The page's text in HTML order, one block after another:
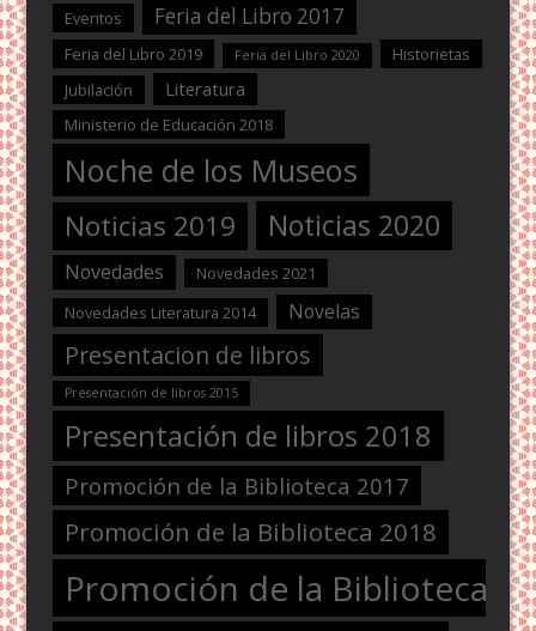
Eventos Feria del Libro 2017
Feria del Libro 2019 Feria del Libro 2020
Historietas
Jubilación
Literatura
Ministerio de Educación 2018
Noche de los Museos
Noticias 2019 Noticias 2020
Novedades
Novedades 2021
Novedades Literatura 2014
Novelas
Presentacion de libros
Presentación de libros 2015
Presentación de libros 2018
Promoción de la Biblioteca 2017
Promoción de la Biblioteca 2018
Promoción de la Biblioteca